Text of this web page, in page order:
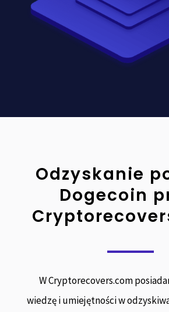
Odzyskanie
Dogecoin
W Cryptorecovers.com
wiedzę i umiejętności w